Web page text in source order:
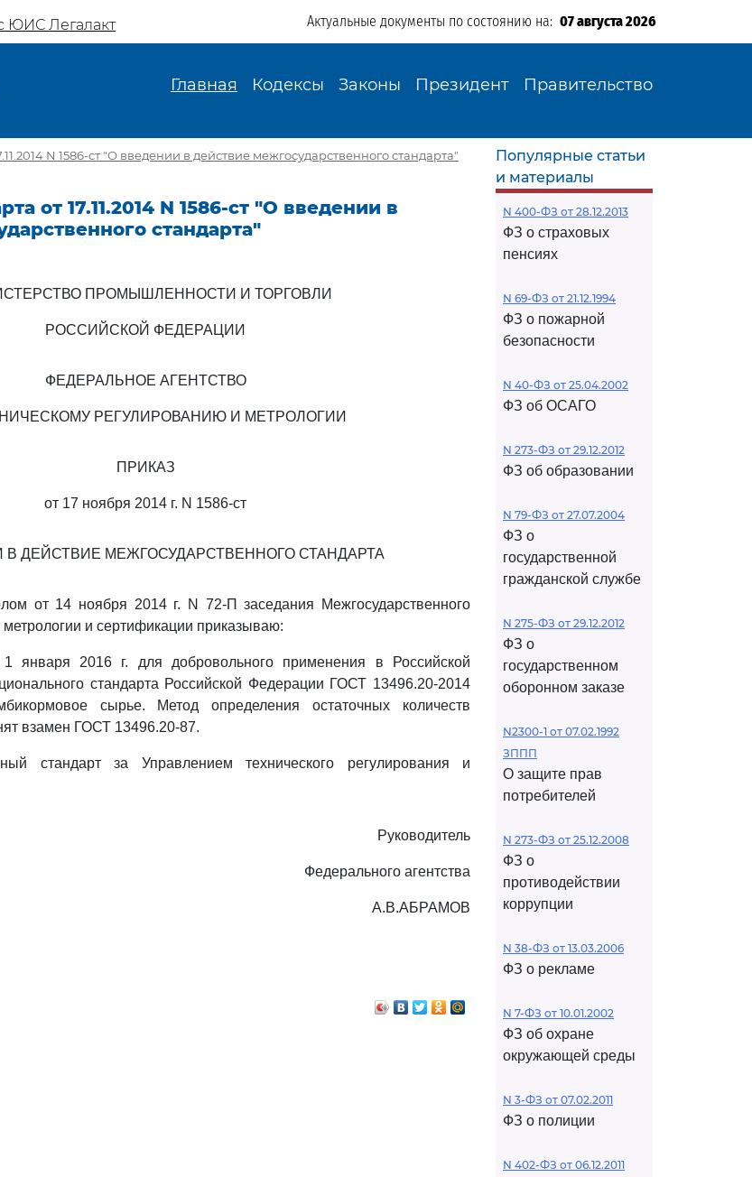
ЮИС Легалакт Актуальные документы по состоянию на: 07 августа 2026
Главная Кодексы Законы Президент Правительство
N 1586-ст "О введении в действие межгосударственного стандарта"
от 17.11.2014 N 1586-ст "О введении в
стандарта"
ПРОМЫШЛЕННОСТИ И ТОРГОВЛИ
РОССИЙСКОЙ ФЕДЕРАЦИИ
ФЕДЕРАЛЬНОЕ АГЕНТСТВО
РЕГУЛИРОВАНИЮ И МЕТРОЛОГИИ
ПРИКАЗ
от 17 ноября 2014 г. N 1586-ст
В ДЕЙСТВИЕ МЕЖГОСУДАРСТВЕННОГО СТАНДАРТА
от 14 ноября 2014 г. N 72-П заседания Межгосударственного
метрологии и сертификации приказываю:
января 2016 г. для добровольного применения в Российской
стандарта Российской Федерации ГОСТ 13496.20-2014
сырье. Метод определения остаточных количеств
взамен ГОСТ 13496.20-87.
стандарт за Управлением технического регулирования и
Руководитель
Федерального агентства
А.В.АБРАМОВ
Популярные статьи
и материалы
N 400-ФЗ от 28.12.2013
ФЗ о страховых
пенсиях
N 69-ФЗ от 21.12.1994
ФЗ о пожарной
безопасности
N 40-ФЗ от 25.04.2002
ФЗ об ОСАГО
N 273-ФЗ от 29.12.2012
ФЗ об образовании
N 79-ФЗ от 27.07.2004
ФЗ о
государственной
гражданской службе
N 275-ФЗ от 29.12.2012
ФЗ о
государственном
оборонном заказе
N2300-1 от 07.02.1992
ЗППП
О защите прав
потребителей
N 273-ФЗ от 25.12.2008
ФЗ о
противодействии
коррупции
N 38-ФЗ от 13.03.2006
ФЗ о рекламе
N 7-ФЗ от 10.01.2002
ФЗ об охране
окружающей среды
N 3-ФЗ от 07.02.2011
ФЗ о полиции
N 402-ФЗ от 06.12.2011